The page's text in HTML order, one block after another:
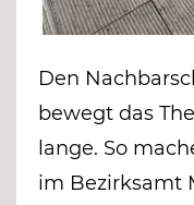
Den
bewegt das
lange. So
im Bezirksamt